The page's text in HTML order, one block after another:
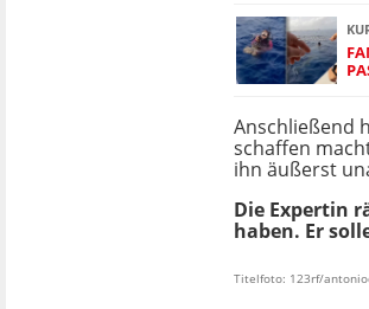
Anschließend
schaffen
ihn äußerst
Die Expertin
haben. Er
Titelfoto: 123rf/